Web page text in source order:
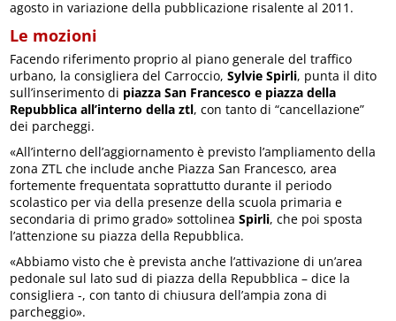
agosto in variazione della pubblicazione risalente al 2011.
Le mozioni
Facendo riferimento proprio al piano generale del traffico
urbano, la consigliera del Carroccio,Sylvie Spirli, punta il dito
sull’inserimento di piazza San Francesco e piazza della
Repubblica all’interno della ztl, con tanto di “cancellazione”
dei parcheggi.
«All’interno dell’aggiornamento è previsto l’ampliamento della
zona ZTL che include anche Piazza San Francesco, area
fortemente frequentata soprattutto durante il periodo
scolastico per via della presenze della scuola primaria e
secondaria di primo grado» sottolineaSpirli, che poi sposta
l’attenzione su piazza della Repubblica.
«Abbiamo visto che è prevista anche l’attivazione di un’area
pedonale sul lato sud di piazza della Repubblica – dice la
consigliera -, con tanto di chiusura dell’ampia zona di
parcheggio».